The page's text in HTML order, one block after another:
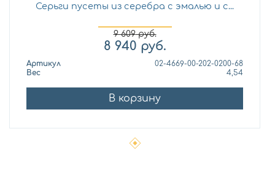
Серьги пусеты из серебра с эмалью и с...
9 609руб.
8 940 руб.
Артикул
02-4669-00-202-0200-68
Вес
4,54
В корзину